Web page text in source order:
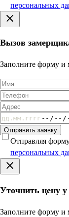
персональных
Вызов
Заполните форму и
Отправить заявку
Отправляя
персональных
Уточнить цену
Заполните форму и